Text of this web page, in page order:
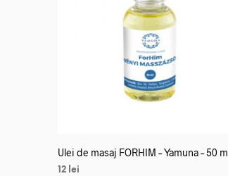
Ulei de masaj FORHIM – Yamuna – 50 ml
12 lei